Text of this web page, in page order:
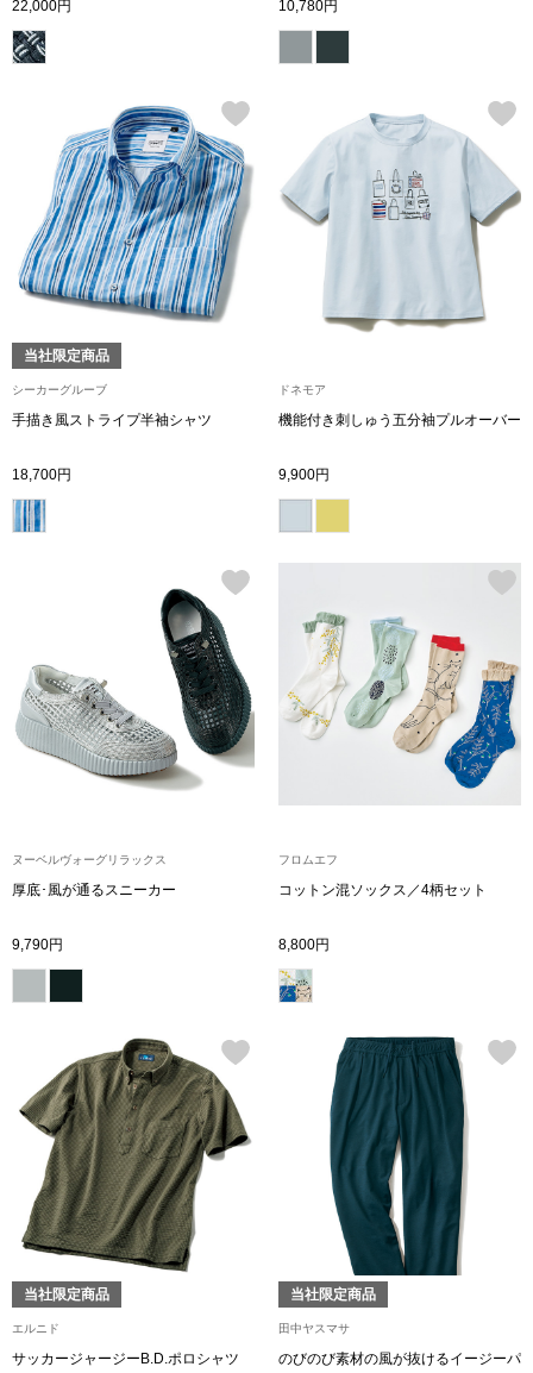
ルーム･アン
ルームウェア
アンダーウェア
その他
バッグ
ハンドバッグ
ショルダーバ
クラッチバッグ
ボディバッグ
ボストンバッグ
シューズ
スリップオン
レースアップ
スニーカー
22,000円 10,780円
当社限定商品
シーカーグルーブ
手描き風ストライプ半袖シャツ
18,700円
ドネモア
機能付き刺しゅう五分袖プルオーバー
9,900円
ヌーベルヴォーグリラックス
厚底･風が通るスニーカー
9,790円
フロムエフ
コットン混ソックス／4柄セット
8,800円
当社限定商品
エルニド
サッカージャージーB.D.ポロシャツ
当社限定商品
田中ヤスマサ
のびのび素材の風が抜けるイージーパ